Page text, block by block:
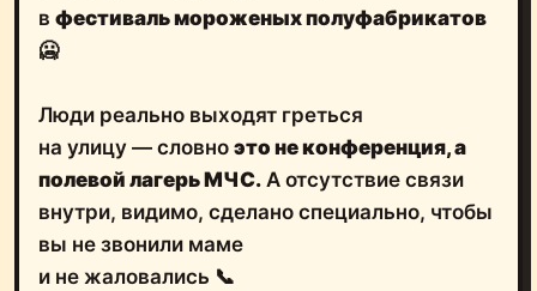
в фестиваль мороженых полуфабрикатов
🥶
Люди реально выходят греться
на улицу — словно это не конференция, а
полевой лагерь МЧС. А отсутствие связи
внутри, видимо, сделано специально, чтобы
вы не звонили маме
и не жаловались 📞